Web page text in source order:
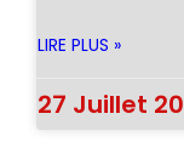
LIRE PLUS »
27 Juillet